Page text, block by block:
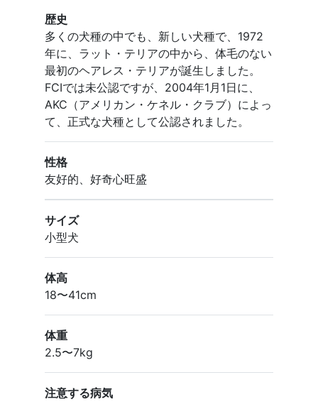
歴史
多くの犬種の中でも、新しい犬種で、1972
年に、ラット・テリアの中から、体毛のない
最初のヘアレス・テリアが誕生しました。
FCIでは未公認ですが、2004年1月1日に、
AKC（アメリカン・ケネル・クラブ）によっ
て、正式な犬種として公認されました。
性格
友好的、好奇心旺盛
サイズ
小型犬
体高
18〜41cm
体重
2.5〜7kg
注意する病気